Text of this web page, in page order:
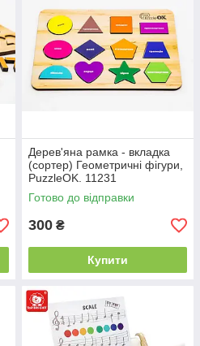
Дерев'яна рамка - вкладка
(сортер) Геометричні фігури,
PuzzleOK. 11231
Готово до відправки
300 ₴
Купити